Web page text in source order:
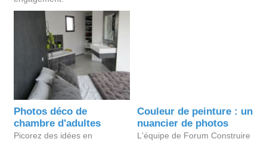
Photos déco de
chambre d'adultes
Picorez des idées en
Couleur de peinture : un
nuancier de photos
L'équipe de Forum Construire